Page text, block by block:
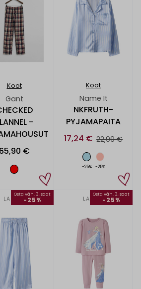
Koot
Gant
-
65,90 €
Koot
Name It
NKFRUTH-
PYJAMAPAITA
17,24 € 22,99 €
-25% -25%
LAPSET
Osta väh. 3, saat
-25% LAPSET
Osta väh. 3, saat
-25%